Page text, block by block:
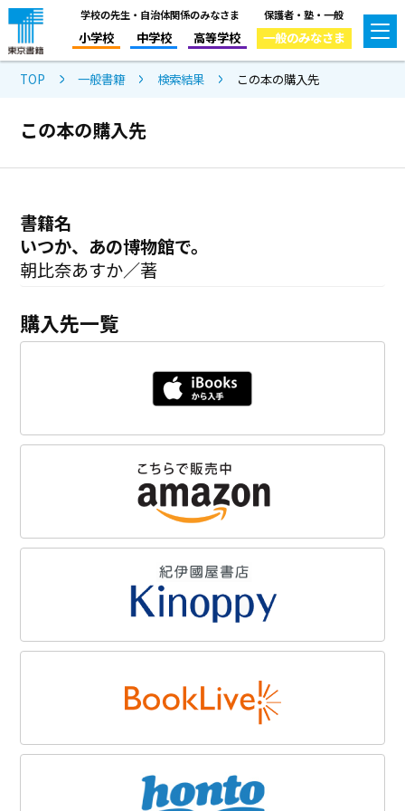
学校の先生・自治体関係のみなさま
小学校 中学校 高等学校
保護者・塾・一般
一般のみなさま
TOP 一般書籍 検索結果 この本の購入先
この本の購入先
書籍名
いつか、あの博物館で。
朝比奈あすか／著
購入先一覧